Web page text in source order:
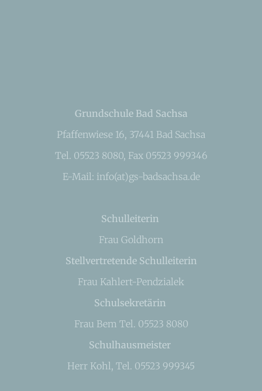
Grundschule Bad Sachsa
Pfaffenwiese 16, 37441 Bad Sachsa
Tel. 05523 8080, Fax 05523 999346
E-Mail: info(at)gs-badsachsa.de
Schulleiterin
Frau Goldhorn
Stellvertretende Schulleiterin
Frau Kahlert-Pendzialek
Schulsekretärin
Frau Bem Tel. 05523 8080
Schulhausmeister
Herr Kohl, Tel. 05523 999345